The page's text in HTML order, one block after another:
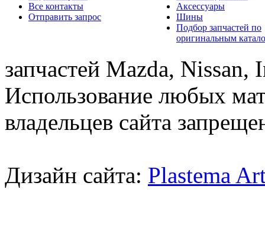
Все контакты
Отправить запрос
Аксессуары
Шины
Подбор запчастей по
оригинальным
запчастей Mazda,
Использование любых
владельцев сайта
Дизайн сайта: Plastema